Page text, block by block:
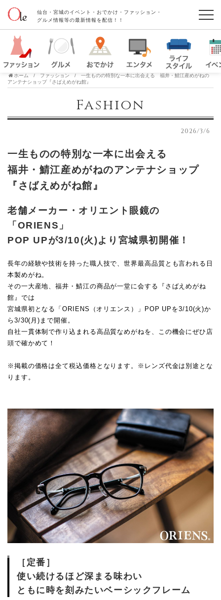
仙台・宮城のイベント・おでかけ・ファッション・
グルメ情報等の最新情報を配信！！
ホーム ファッション
一生ものの特別な一本に出会える 福井・鯖江産めがねの
アンテナショップ『さばえめがね館』
Fashion
2026/3/6
一生ものの特別な一本に出会える
福井・鯖江産めがねのアンテナショップ
『さばえめがね館』
老舗メーカー・オリエント眼鏡の
「ORIENS」
POP UPが3/10(火)より宮城県初開催！
長年の経験や技術を持った職人技で、世界最高品質とも言われる日
本製めがね。
その一大産地、福井・鯖江の商品が一堂に会する『さばえめがね
館』では
宮城県初となる「ORIENS（オリエンス）」POP UPを3/10(火)か
ら3/30(月)まで開催。
自社一貫体制で作り込まれる高品質なめがねを、この機会にぜひ店
頭で確かめて！
※掲載の価格は全て税込価格となります。※レンズ代金は別途とな
ります。
［定番］
使い続けるほど深まる味わい
ともに時を刻みたいベーシックフレーム